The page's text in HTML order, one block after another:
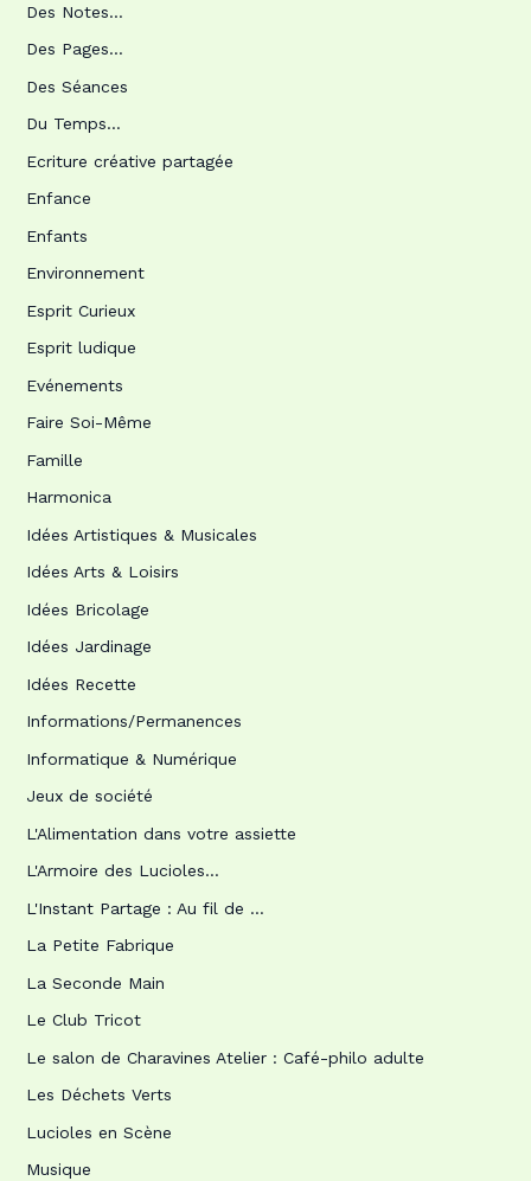
Des Notes…
Des Pages…
Des Séances
Du Temps…
Ecriture créative partagée
Enfance
Enfants
Environnement
Esprit Curieux
Esprit ludique
Evénements
Faire Soi-Même
Famille
Harmonica
Idées Artistiques & Musicales
Idées Arts & Loisirs
Idées Bricolage
Idées Jardinage
Idées Recette
Informations/Permanences
Informatique & Numérique
Jeux de société
L'Alimentation dans votre assiette
L'Armoire des Lucioles…
L'Instant Partage : Au fil de …
La Petite Fabrique
La Seconde Main
Le Club Tricot
Le salon de Charavines Atelier : Café-philo adulte
Les Déchets Verts
Lucioles en Scène
Musique